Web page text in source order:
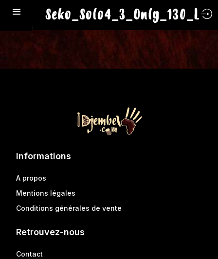
Seko_Solo4_3_Only_130_L
Informations
A propos
Mentions légales
Conditions générales de vente
Retrouvez-nous
Contact